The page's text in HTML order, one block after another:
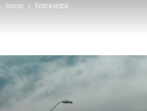
Inicio Entrevista